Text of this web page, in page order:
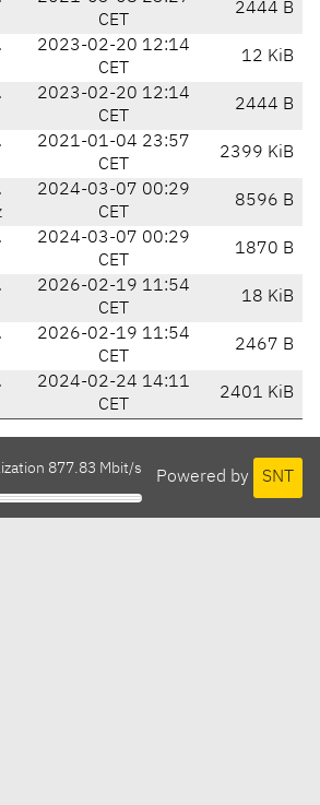
CET
2444 B
2023-02-20 12:14
CET
12 KiB
2023-02-20 12:14
CET
2444 B
2021-01-04 23:57
CET
2399 KiB
2024-03-07 00:29
CET
8596 B
2024-03-07 00:29
CET
1870 B
2026-02-19 11:54
CET
18 KiB
2026-02-19 11:54
CET
2467 B
2024-02-24 14:11
CET
2401 KiB
Powered by SNT
877.83 Mbit/s